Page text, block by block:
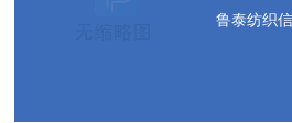
鲁泰纺织